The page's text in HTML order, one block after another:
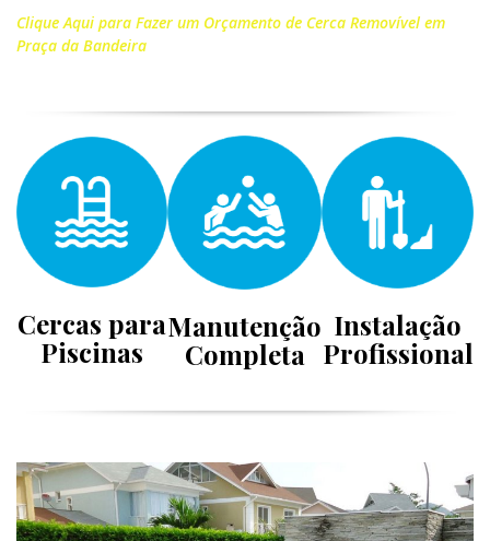
Clique Aqui para Fazer um Orçamento de Cerca Removível em
Praça da Bandeira
Cercas para
Piscinas
Manutenção
Completa
Instalação
Profissional